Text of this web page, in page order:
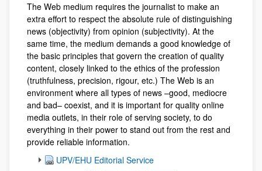
The Web medium requires the journalist to make an
extra effort to respect the absolute rule of distinguishing
news (objectivity) from opinion (subjectivity). At the
same time, the medium demands a good knowledge of
the basic principles that govern the creation of quality
content, closely linked to the ethics of the profession
(truthfulness, precision, rigour, etc.) The Web is an
environment where all types of news –good, mediocre
and bad– coexist, and it is important for quality online
media outlets, in their role of serving society, to do
everything in their power to stand out from the rest and
provide reliable information.
UPV/EHU Editorial Service